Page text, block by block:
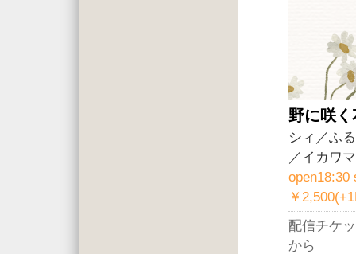
野に咲
シィ／ふ
／イカワ
open18:30
￥
配信チケ
から